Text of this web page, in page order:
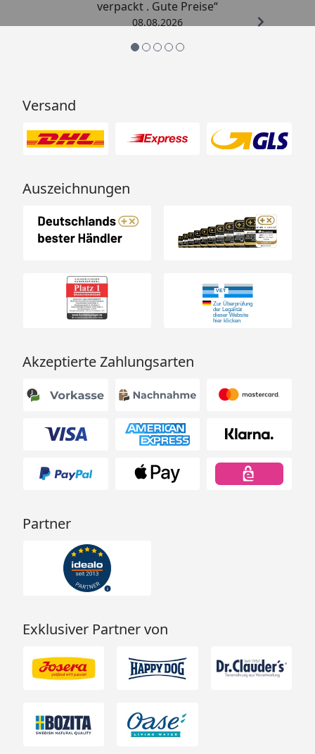
verpackt . Gute Preise“
08.08.2026
Versand
Auszeichnungen
Akzeptierte Zahlungsarten
Partner
Exklusiver Partner von